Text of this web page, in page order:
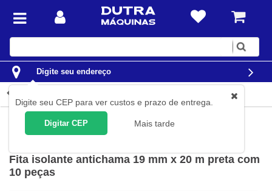
Digite
Digite seu endereço
Digite seu CEP para ver custos e prazo de entrega.
Digitar CEP Mais tarde
Materiais Elétricos Fita isolante
Fita isolante antichama 19 mm x 20 m preta com
10 peças